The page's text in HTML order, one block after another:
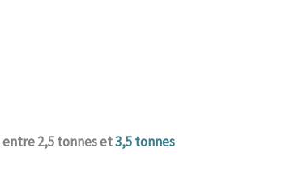
entre 2,5 tonnes et3,5 tonnes